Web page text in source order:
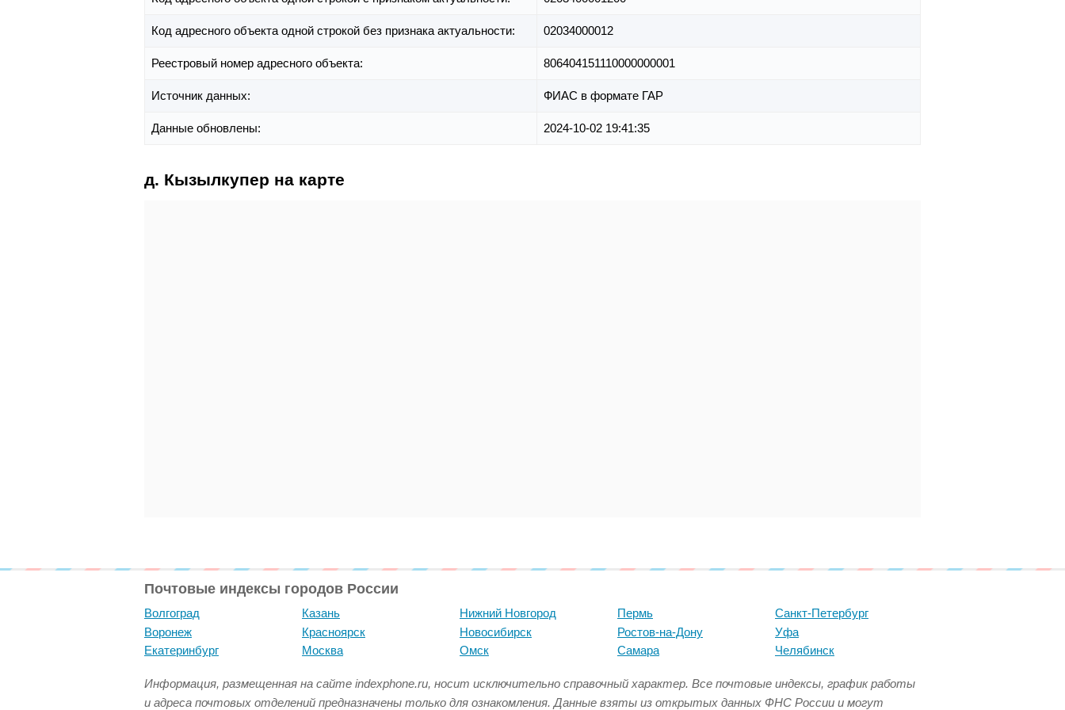
Код адресного объекта одной строкой без признака актуальности: 02034000012
Реестровый номер адресного объекта: 806404151110000000001
Источник данных: ФИАС в формате ГАР
Данные обновлены: 2024-10-02 19:41:35
д. Кызылкупер на карте
Почтовые индексы городов России
Волгоград
Воронеж
Екатеринбург
Казань
Красноярск
Москва
Нижний Новгород
Новосибирск
Омск
Пермь
Ростов-на-Дону
Самара
Санкт-Петербург
Уфа
Челябинск
Информация, размещенная на сайте indexphone.ru, носит исключительно справочный характер. Все почтовые индексы, график работы
и адреса почтовых отделений предназначены только для ознакомления. Данные взяты из открытых данных ФНС России и могут